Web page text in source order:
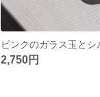
2,750円